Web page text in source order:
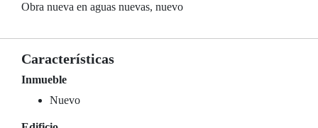
Obra nueva en aguas nuevas, nuevo
Características
Inmueble
Nuevo